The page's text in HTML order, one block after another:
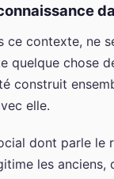
ce contexte, ne
quelque chose
construit
elle.
dont parle le
les